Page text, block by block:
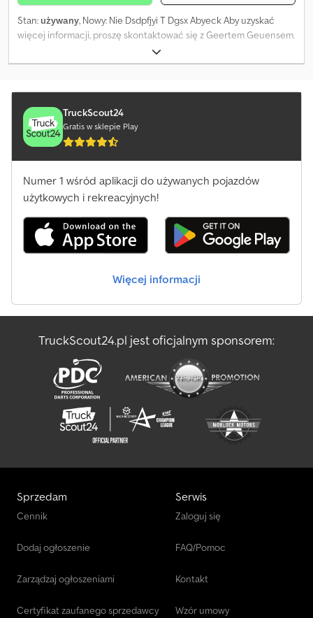
Stan:używany, Nowy: Nie Dsdpfjyi T Dgsx Abyeck Aby uzyskać
więcej informacji, proszę skontaktować się z Geertem Geuensem.
TruckScout24
Gratis w sklepie Play
Numer 1 wśród aplikacji do używanych pojazdów
użytkowych i rekreacyjnych!
Więcej informacji
TruckScout24.pl jest oficjalnym sponsorem:
Sprzedam
Cennik
Dodaj ogłoszenie
Zarządzaj ogłoszeniami
Certyfikat zaufanego sprzedawcy
Serwis
Zaloguj się
FAQ/Pomoc
Kontakt
Wzór umowy